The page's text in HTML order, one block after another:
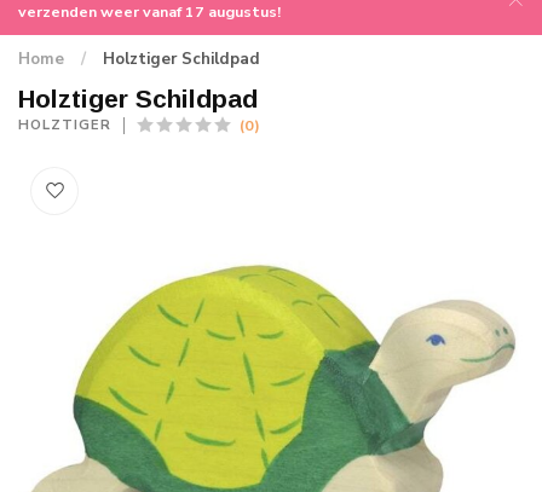
verzenden weer vanaf 17 augustus!
Home / Holztiger Schildpad
Holztiger Schildpad
HOLZTIGER (0)